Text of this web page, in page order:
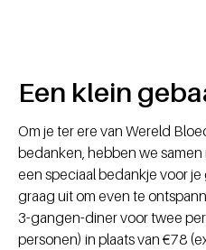
Een klein
Om je ter ere van Wereld
bedanken, hebben we
een speciaal bedankje voor
graag uit om even te
3‑gangen‑diner voor twee
personen) in plaats van €78